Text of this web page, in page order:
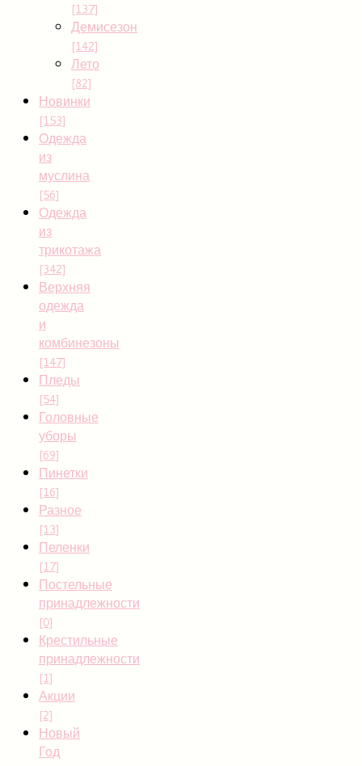
[137]
Демисезон
[142]
Лето
[82]
Новинки
[153]
Одежда
из
муслина
[56]
Одежда
из
трикотажа
[342]
Верхняя
одежда
и
комбинезоны
[147]
Пледы
[54]
Головные
уборы
[69]
Пинетки
[16]
Разное
[13]
Пеленки
[17]
Постельные
принадлежности
[0]
Крестильные
принадлежности
[1]
Акции
[2]
Новый
Год